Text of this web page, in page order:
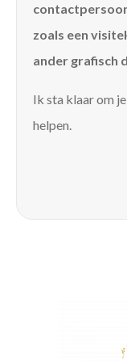
zoals een
ander grafisch
Ik sta klaar om
helpen.